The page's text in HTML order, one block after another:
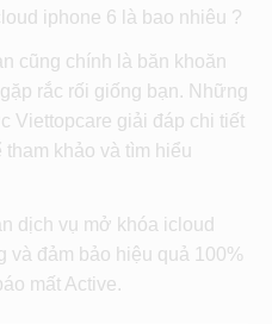
iphone 6 là bao nhiêu ?
cũng chính là băn khoăn
rắc rối giống bạn. Những
Viettopcare giải đáp chi tiết
tham khảo và tìm hiểu
dịch vụ mở khóa icloud
và đảm bảo hiệu quả 100%
mất Active.